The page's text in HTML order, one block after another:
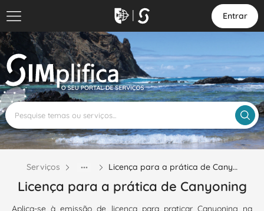
Entrar
Serviços Licença para a prática de Cany…
Licença para a prática de Canyoning
Aplica-se à emissão de licença para praticar Canyoning na